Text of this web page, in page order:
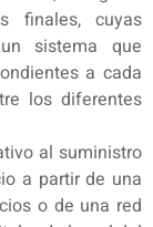
finales, cuyas
sistema que
a cada
los diferentes
al suministro
a partir de una
o de una red